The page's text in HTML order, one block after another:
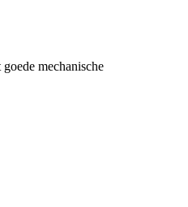
mechanische